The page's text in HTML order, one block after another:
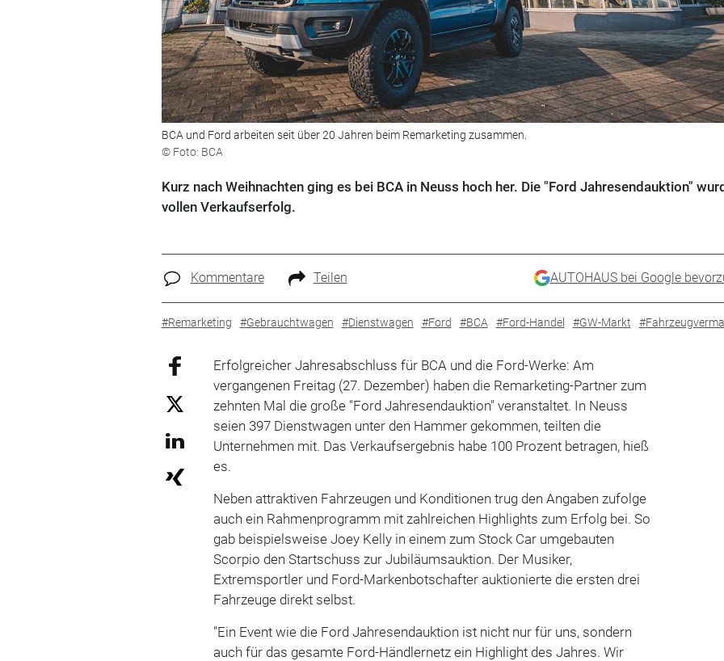
BCA und Ford arbeiten seit über 20 Jahren beim Remarketing zusammen.
© Foto: BCA
Kurz nach Weihnachten ging es bei BCA in Neuss hoch her. Die "Ford Jahresendauktion"
vollen Verkaufserfolg.
Kommentare Teilen AUTOHAUS bei Google
#Remarketing #Gebrauchtwagen #Dienstwagen #Ford #BCA #Ford-Handel #GW-Markt
Erfolgreicher Jahresabschluss für BCA und die Ford-Werke: Am
vergangenen Freitag (27. Dezember) haben die Remarketing-Partner zum
zehnten Mal die große "Ford Jahresendauktion" veranstaltet. In Neuss
seien 397 Dienstwagen unter den Hammer gekommen, teilten die
Unternehmen mit. Das Verkaufsergebnis habe 100 Prozent betragen, hieß
es.
Neben attraktiven Fahrzeugen und Konditionen trug den Angaben zufolge
auch ein Rahmenprogramm mit zahlreichen Highlights zum Erfolg bei. So
gab beispielsweise Joey Kelly in einem zum Stock Car umgebauten
Scorpio den Startschuss zur Jubiläumsauktion. Der Musiker,
Extremsportler und Ford-Markenbotschafter auktionierte die ersten drei
Fahrzeuge direkt selbst.
"Ein Event wie die Ford Jahresendauktion ist nicht nur für uns, sondern
auch für das gesamte Ford-Händlernetz ein Highlight des Jahres. Wir